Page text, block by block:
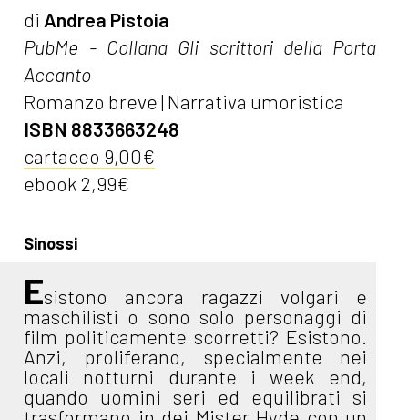
di Andrea Pistoia
PubMe - Collana Gli scrittori della Porta
Accanto
Romanzo breve | Narrativa umoristica
ISBN 8833663248
cartaceo 9,00€
ebook 2,99€
Sinossi
Esistono ancora ragazzi volgari e
maschilisti o sono solo personaggi di
film politicamente scorretti? Esistono.
Anzi, proliferano, specialmente nei
locali notturni durante i week end,
quando uomini seri ed equilibrati si